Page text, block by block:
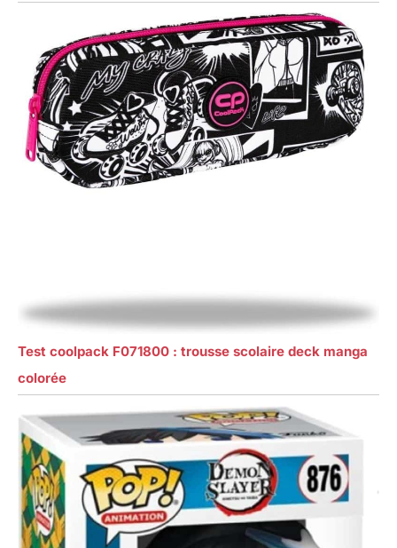
Test coolpack F071800 : trousse scolaire deck manga
colorée